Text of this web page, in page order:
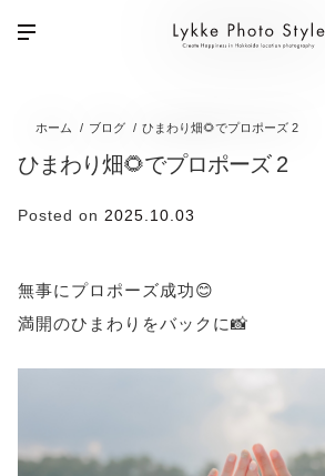
ホーム ブログ ひまわり畑🌻でプロポーズ 2
ひまわり畑🌻でプロポーズ 2
Posted on 2025.10.03
無事にプロポーズ成功😊
満開のひまわりをバックに📸